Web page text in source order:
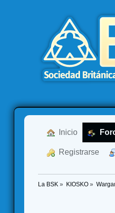
Inicio
Registrarse
La BSK » KIOSKO»